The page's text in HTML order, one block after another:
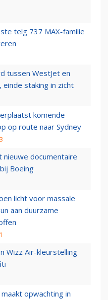
telg 737 MAX-familie
tussen WestJet en
einde staking in zicht
komende
op route naar Sydney
nieuwe documentaire
Boeing
licht voor massale
aan duurzame
Wizz Air-kleurstelling
opwachting in